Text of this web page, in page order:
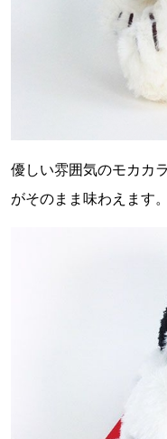
優しい雰囲気のモカカ
がそのまま味わえます。